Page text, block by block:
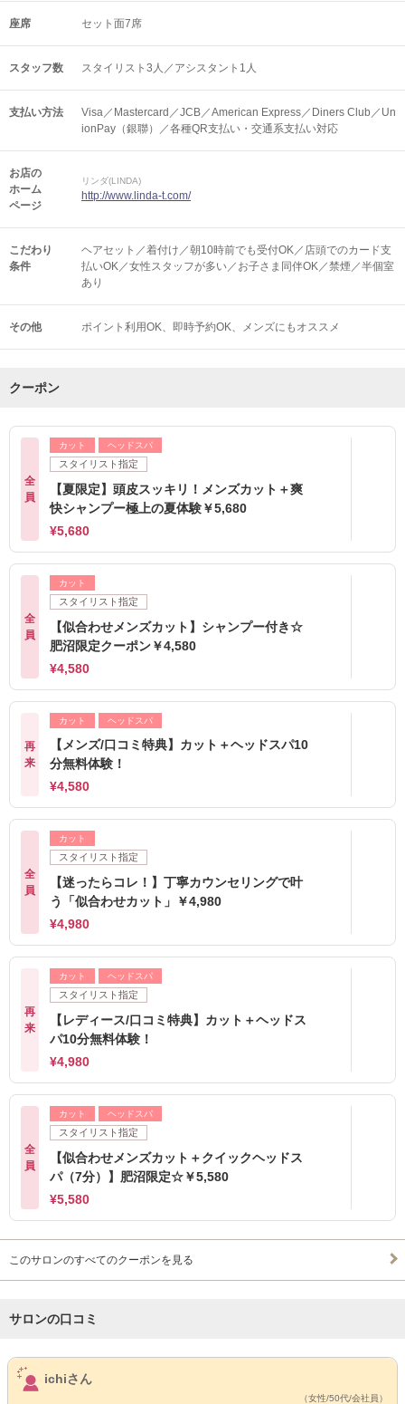
座席 セット面7席
スタッフ数 スタイリスト3人／アシスタント1人
支払い方法
Visa／Mastercard／JCB／American Express／Diners Club／Un
ionPay（銀聯）／各種QR支払い・交通系支払い対応
お店の
ホーム
ページ
リンダ(LINDA)
http://www.linda-t.com/
こだわり
条件
ヘアセット／着付け／朝10時前でも受付OK／店頭でのカード支
払いOK／女性スタッフが多い／お子さま同伴OK／禁煙／半個室
あり
その他 ポイント利用OK 即時予約OK メンズにもオススメ
クーポン
全
員
カット ヘッドスパ
スタイリスト指定
【夏限定】頭皮スッキリ！メンズカット＋爽
快シャンプー極上の夏体験￥5,680
¥5,680
全
員
カット
スタイリスト指定
【似合わせメンズカット】シャンプー付き☆
肥沼限定クーポン￥4,580
¥4,580
再
来
カット ヘッドスパ
【メンズ/口コミ特典】カット＋ヘッドスパ10
分無料体験！
¥4,580
全
員
カット
スタイリスト指定
【迷ったらコレ！】丁寧カウンセリングで叶
う「似合わせカット」￥4,980
¥4,980
再
来
カット ヘッドスパ
スタイリスト指定
【レディース/口コミ特典】カット＋ヘッドス
パ10分無料体験！
¥4,980
全
員
カット ヘッドスパ
スタイリスト指定
【似合わせメンズカット＋クイックヘッドス
パ（7分）】肥沼限定☆￥5,580
¥5,580
このサロンのすべてのクーポンを見る
サロンの口コミ
サロンPick Up
ichiさん
（女性/50代/会社員）